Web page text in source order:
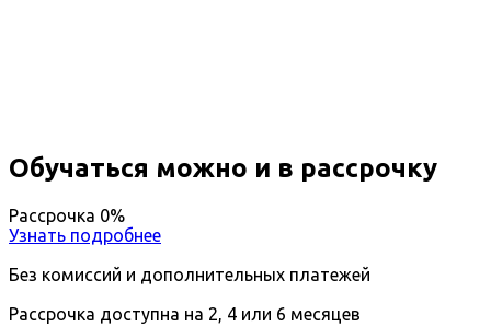
Обучаться можно и в рассрочку
Рассрочка 0%
Узнать подробнее
Без комиссий и дополнительных платежей
Рассрочка доступна на 2, 4 или 6 месяцев